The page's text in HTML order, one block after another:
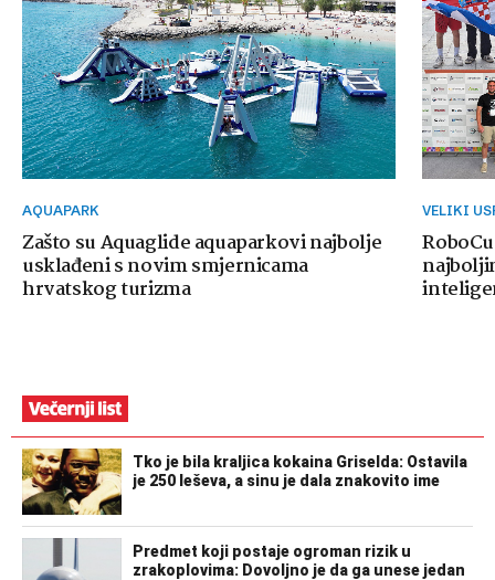
AQUAPARK
Zašto su Aquaglide aquaparkovi najbolje
usklađeni s novim smjernicama
hrvatskog turizma
VELIKI